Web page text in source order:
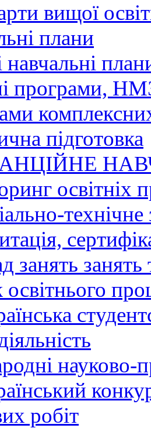
вищої
плани
навчальні
програми,
підготовка
освітніх
технічне
занять занять
освітнього
науково-
робіт